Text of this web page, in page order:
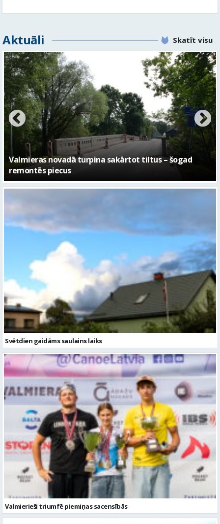
Aktuāli Skatīt visu
No pagaidu teātra līdz laikmetīgās kultūras centram
– kā attīstīsies “Kurtuve”
Svētdien gaidāms saulains laiks
Valmierieši triumfē piemiņas sacensībās